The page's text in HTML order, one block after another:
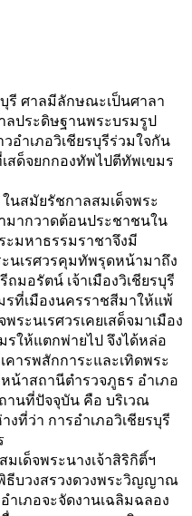
รี ศาลมีลักษณะเป็นศาลา
ลประดิษฐานพระบรมรูป
อำเภอวิเชียรบุรีร่วมใจกัน
สด็จยกกองทัพไปตีทัพเขมร
นสมัยรัชกาลสมเด็จพระ
มากวาดต้อนประชาชนใน
ะมหาธรรมราชาจึงมี
นเรศวรคุมทัพรุดหน้ามาถึง
มอรัตน์ เจ้าเมืองวิเชียรบุรี
ที่เมืองนครราชสีมาให้แพ้
ระนเรศวรเคยเสด็จมาเมือง
รให้แตกพ่ายไป จึงได้หล่อ
ารพสักการะและเทิดพระ
น้าสถานีตำรวจภูธร อำเภอ
านที่ปัจจุบัน คือ บริเวณ
ที่ว่า การอำเภอวิเชียรบุรี
เด็จพระนางเจ้าสิริกิติ์ฯ
ธีบวงสรวงดวงพระวิญญาณ
ำเภอจะจัดงานเฉลิมฉลอง